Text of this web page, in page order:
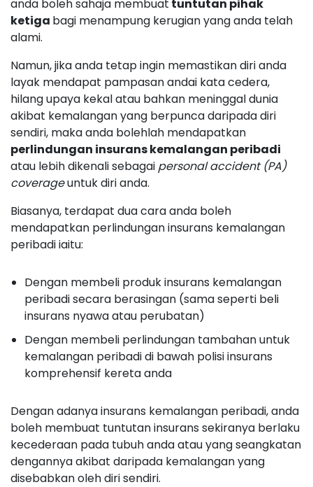
anda boleh sahaja membuat tuntutan pihak
ketiga bagi menampung kerugian yang anda telah
alami.
Namun, jika anda tetap ingin memastikan diri anda
layak mendapat pampasan andai kata cedera,
hilang upaya kekal atau bahkan meninggal dunia
akibat kemalangan yang berpunca daripada diri
sendiri, maka anda bolehlah mendapatkan
perlindungan insurans kemalangan peribadi
atau lebih dikenali sebagai personal accident (PA)
coverageuntuk diri anda.
Biasanya, terdapat dua cara anda boleh
mendapatkan perlindungan insurans kemalangan
peribadi iaitu:
Dengan membeli produk insurans kemalangan
peribadi secara berasingan (sama seperti beli
insurans nyawa atau perubatan)
Dengan membeli perlindungan tambahan untuk
kemalangan peribadi di bawah polisi insurans
komprehensif kereta anda
Dengan adanya insurans kemalangan peribadi, anda
boleh membuat tuntutan insurans sekiranya berlaku
kecederaan pada tubuh anda atau yang seangkatan
dengannya akibat daripada kemalangan yang
disebabkan oleh diri sendiri.